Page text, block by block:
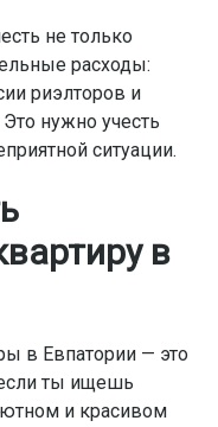
не только
расходы:
риэлторов и
нужно учесть
ситуации.
в
в Евпатории — это
ты ищешь
и красивом